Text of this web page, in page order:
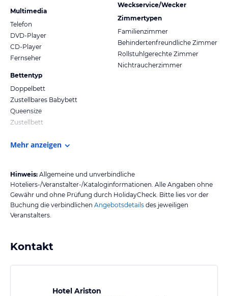
Multimedia
Telefon
DVD-Player
CD-Player
Fernseher
Bettentyp
Doppelbett
Zustellbares Babybett
Queensize
Zustellbett
Weckservice/Wecker
Zimmertypen
Familienzimmer
Behindertenfreundliche Zimmer
Rollstuhlgerechte Zimmer
Nichtraucherzimmer
Mehr anzeigen
Hinweis: Allgemeine und unverbindliche
Hoteliers-/Veranstalter-/Kataloginformationen. Alle Angaben ohne
Gewähr und ohne Prüfung durch HolidayCheck. Bitte lies vor der
Buchung die verbindlichen Angebotsdetails des jeweiligen
Veranstalters.
Kontakt
Hotel Ariston